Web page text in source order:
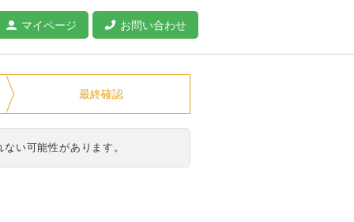
マイページ お問い合わせ
最終確認
い可能性があります。